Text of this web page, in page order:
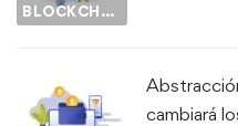
BLOCKCHAIN
cambiará